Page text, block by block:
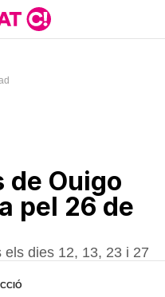
de Ouigo
pel 26 de
dies 12, 13, 23 i 27